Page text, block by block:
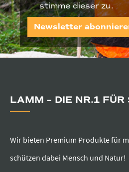
stimme dieser zu.
Newsletter
LAMM – DIE NR.1 FÜR
Wir bieten Premium Produkte für
schützen dabei Mensch und Natur!